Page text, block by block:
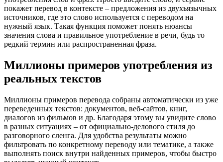
покажет перевод в контексте – предложения из двухъязычных
источников, где это слово используется с переводом на
нужный язык. Такая функция поможет понять нюансы
значения слова и правильное употребление в речи, будь то
редкий термин или распространенная фраза.
Миллионы примеров употребления из
реальных текстов
Миллионы примеров перевода собраны автоматически из уже
переведенных текстов: документов, веб-сайтов, книг,
диалогов из фильмов и др. Благодаря этому вы увидите слово
в разных ситуациях – от официально-делового стиля до
разговорного сленга. Для удобства результаты можно
фильтровать по конкретному переводу или тематике, а также
выполнять поиск внутри найденных примеров, чтобы быстро